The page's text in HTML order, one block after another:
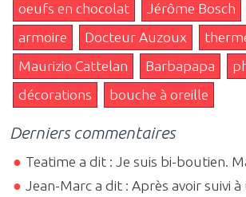
oeufs en chocolat
Jérôme Bosch
armoire
Docteur Auzoux
Maurizio Cattelan
Barbapapa
décorations
bouche à oreille
Derniers commentaires
Teatime a dit : Je suis bi-boutien.
Jean-Marc a dit : Après avoir suivi